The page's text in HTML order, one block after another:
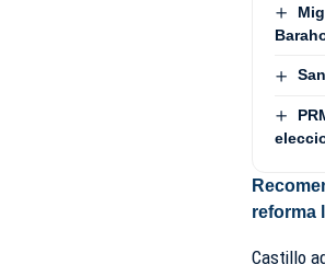
reforma
Castillo